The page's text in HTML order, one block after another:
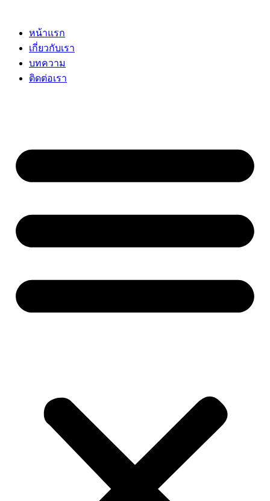
contentหน้าแรก
เกี่ยวกับเรา
บทความ
ติดต่อเรา